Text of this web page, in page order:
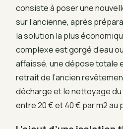
consiste à poser une
sur l’ancienne, après
la solution la plus
complexe est gorgé d’eau
affaissé, une dépose totale
retrait de l’ancien
décharge et le nettoyage
entre 20 € et 40 € par m2 au